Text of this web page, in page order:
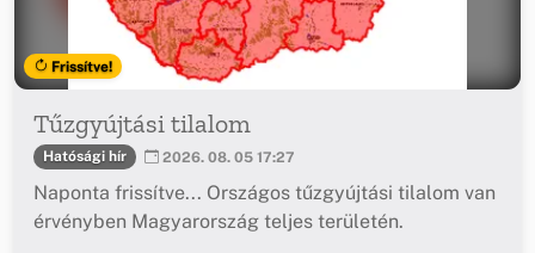
Frissítve!
Tűzgyújtási tilalom
Hatósági hír 2026. 08. 05 17:27
Naponta frissítve... Országos tűzgyújtási tilalom van
érvényben Magyarország teljes területén.